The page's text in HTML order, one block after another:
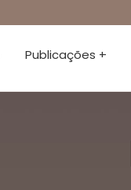
Publicações +